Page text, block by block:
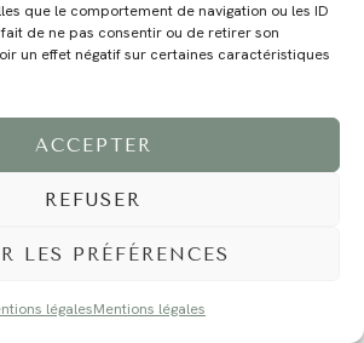
que le comportement de navigation ou les ID
de ne pas consentir ou de retirer son
un effet négatif sur certaines caractéristiques
ACCEPTER
REFUSER
LES PRÉFÉRENCES
légalesMentions légales
Famille et Mariage - Nice - Côte d'Azur -